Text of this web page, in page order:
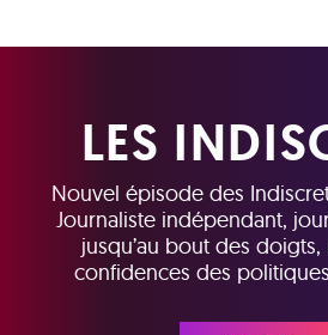
LES
Nouvel épisode des
Journaliste indépendant,
jusqu’au bout des
confidences des